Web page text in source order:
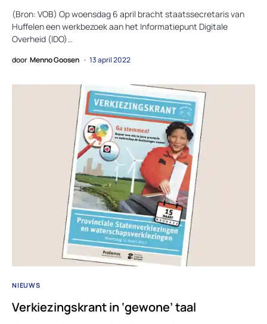
(Bron: VOB) Op woensdag 6 april bracht staatssecretaris van
Huffelen een werkbezoek aan het Informatiepunt Digitale
Overheid (IDO)…
door Menno Goosen 13 april 2022
NIEUWS
Verkiezingskrant in ‘gewone’ taal